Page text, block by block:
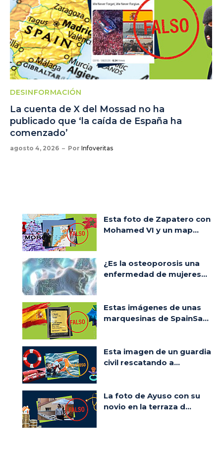
DESINFORMACIÓN
La cuenta de X del Mossad no ha
publicado que ‘la caída de España ha
comenzado’
agosto 4, 2026 Por Infoveritas
Esta foto de Zapatero con
Mohamed VI y un map...
¿Es la osteoporosis una
enfermedad de mujeres...
Estas imágenes de unas
marquesinas de SpainSa...
Esta imagen de un guardia
civil rescatando a...
La foto de Ayuso con su
novio en la terraza d...